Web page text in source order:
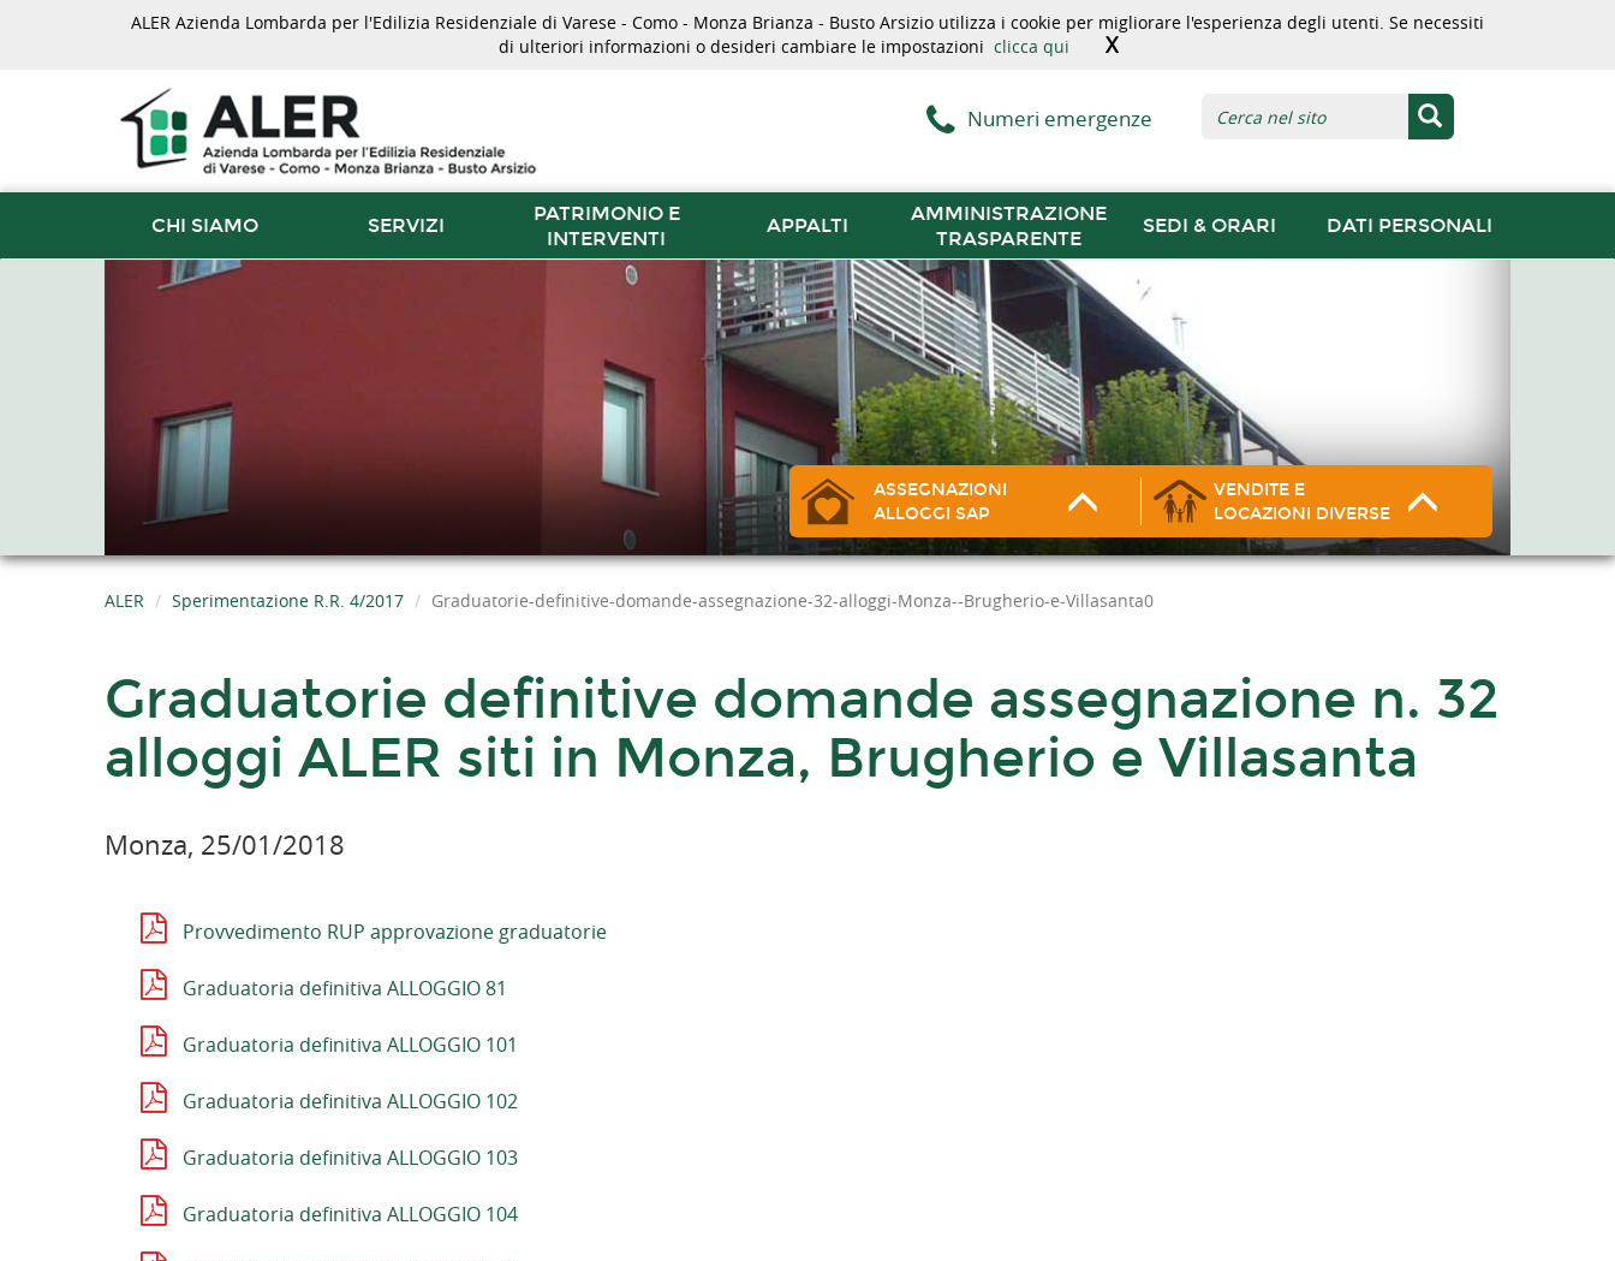
ALER Azienda Lombarda per l'Edilizia Residenziale di Varese - Como - Monza Brianza - Busto Arsizio utilizza i cookie per migliorare l'esperienza degli utenti. Se necessiti
di ulteriori informazioni o desideri cambiare le impostazioni clicca qui X
Numeri emergenze
CHI SIAMO SERVIZI
PATRIMONIO E
INTERVENTI
APPALTI
AMMINISTRAZIONE
TRASPARENTE
SEDI & ORARI DATI PERSONALI
ASSEGNAZIONI
ALLOGGI SAP
VENDITE E
LOCAZIONI DIVERSE
ALER Sperimentazione R.R. 4/2017 Graduatorie-definitive-domande-assegnazione-32-alloggi-Monza--Brugherio-e-Villasanta0
Graduatorie definitive domande assegnazione n. 32
alloggi ALER siti in Monza, Brugherio e Villasanta
Monza, 25/01/2018
Provvedimento RUP approvazione graduatorie
Graduatoria definitiva ALLOGGIO 81
Graduatoria definitiva ALLOGGIO 101
Graduatoria definitiva ALLOGGIO 102
Graduatoria definitiva ALLOGGIO 103
Graduatoria definitiva ALLOGGIO 104